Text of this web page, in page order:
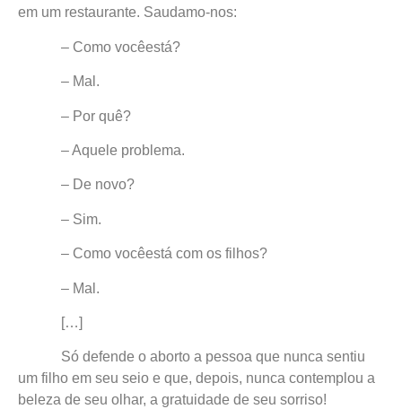
em um restaurante. Saudamo-nos:
– Como vocêestá?
– Mal.
– Por quê?
– Aquele problema.
– De novo?
– Sim.
– Como vocêestá com os filhos?
– Mal.
[…]
Só defende o aborto a pessoa que nunca sentiu
um filho em seu seio e que, depois, nunca contemplou a
beleza de seu olhar, a gratuidade de seu sorriso!